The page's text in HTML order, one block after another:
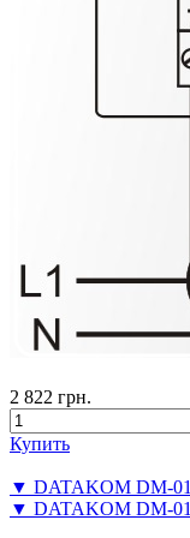
2 822 грн.
Купить
▼ DATAKOM DM-
▼ DATAKOM DM-